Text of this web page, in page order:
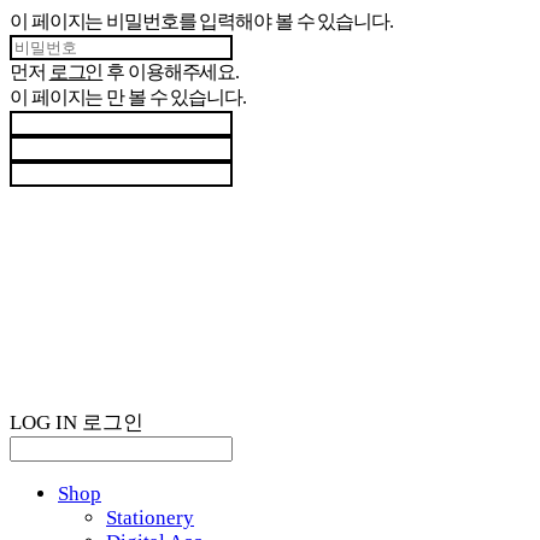
이 페이지는 비밀번호를 입력해야 볼 수 있습니다.
먼저 로그인 후 이용해주세요.
이 페이지는 만 볼 수 있습니다.
LOG IN 로그인
Shop
Stationery